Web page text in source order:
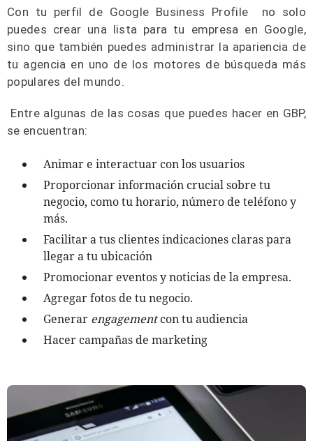
Con tu perfil de Google Business Profile no solo
puedes crear una lista para tu empresa en Google,
sino que también puedes administrar la apariencia de
tu agencia en uno de los motores de búsqueda más
populares del mundo.
Entre algunas de las cosas que puedes hacer en GBP,
se encuentran:
Animar e interactuar con los usuarios
Proporcionar información crucial sobre tu
negocio, como tu horario, número de teléfono y
más.
Facilitar a tus clientes indicaciones claras para
llegar a tu ubicación
Promocionar eventos y noticias de la empresa.
Agregar fotos de tu negocio.
Generar engagementcon tu audiencia
Hacer campañas de marketing